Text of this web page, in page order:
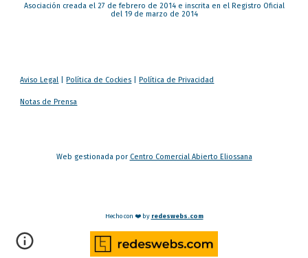
Asociación creada el 27 de febrero de 2014 e inscrita en el Registro Oficial
del 19 de marzo de 2014
Aviso Legal |Política de Cockies |Política de Privacidad
Notas de Prensa
Web gestionada por Centro Comercial Abierto Eliossana
Hecho con ❤️ by redeswebs.com